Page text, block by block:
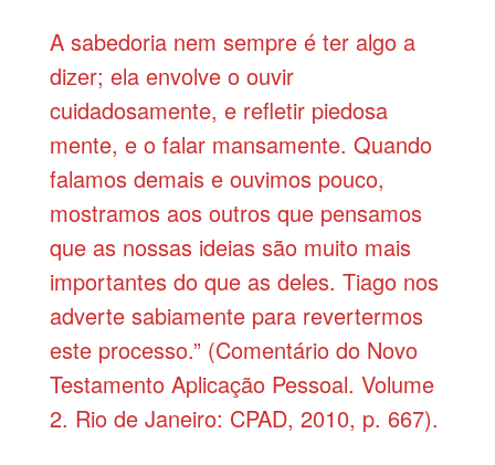
A sabedoria nem sempre é ter algo a
dizer; ela envolve o ouvir
cuidadosamente, e refletir piedosa
mente, e o falar mansamente. Quando
falamos demais e ouvimos pouco,
mostramos aos outros que pensamos
que as nossas ideias são muito mais
importantes do que as deles. Tiago nos
adverte sabiamente para revertermos
este processo.” (Comentário do Novo
Testamento Aplicação Pessoal. Volume
2. Rio de Janeiro: CPAD, 2010, p. 667).